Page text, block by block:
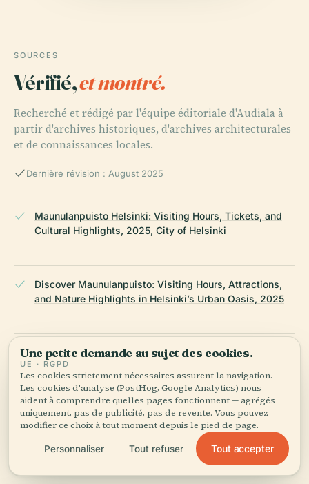
SOURCES
Vérifié,et montré.
Recherché et rédigé par l'équipe éditoriale d'Audiala à
partir d'archives historiques, d'archives architecturales
et de connaissances locales.
Dernière révision : August 2025
Maunulanpuisto Helsinki: Visiting Hours, Tickets, and
Cultural Highlights, 2025, City of Helsinki
Discover Maunulanpuisto: Visiting Hours, Attractions,
and Nature Highlights in Helsinki’s Urban Oasis, 2025
Main Attractions and Community Activities, 2025,
Maunulanpuiston Palstaviljelijät ry
Maunulanpuisto Visiting Hours, Accessibility, and
Sustainable Travel Guide in Helsinki, 2025, Helsinki
Region Transport and City of Helsinki
Une petite demande au sujet des cookies.
UE · RGPD
Les cookies strictement nécessaires assurent la navigation.
Les cookies d'analyse (PostHog, Google Analytics) nous
aident à comprendre quelles pages fonctionnent — agrégés
uniquement, pas de publicité, pas de revente. Vous pouvez
modifier ce choix à tout moment depuis le pied de page.
Personnaliser Tout refuser Tout accepter